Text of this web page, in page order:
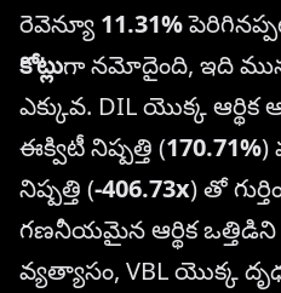
రెవెన్యూ 11.31%
కోట్లుగా నమోదైంది, ఇది
ఎక్కువ. DIL యొక్క ఆర్థిక
ఈక్విటీ నిష్పత్తి (170.71%)
నిష్పత్తి (-406.73x) తో
గణనీయమైన ఆర్థిక ఒత్తిడిని
వ్యత్యాసం, VBL యొక్క